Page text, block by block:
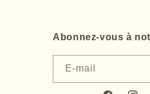
Abonnez-vous à
E-mail